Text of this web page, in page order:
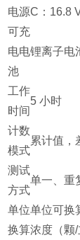
电源C：16.8
可充
电电
池
锂离子电
工作
时间
5 小时
计数
模式
累计值
测试
方式
单一、重
单位
换算
单位可换
浓度（颗/